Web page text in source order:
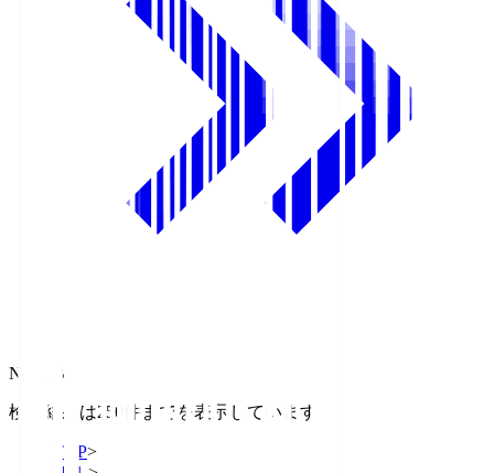
NHK BS
検索結果は250件までを表示しています
TOP>